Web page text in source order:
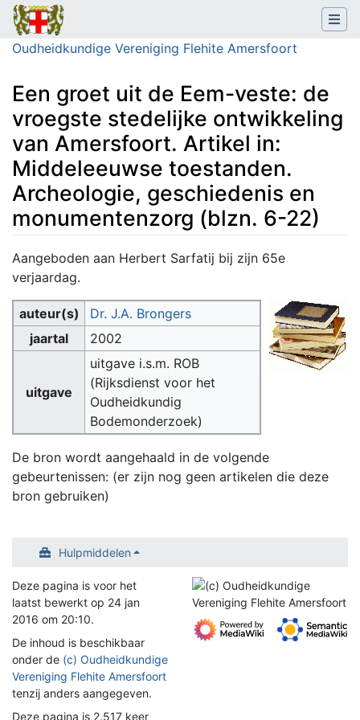
Oudheidkundige Vereniging Flehite Amersfoort
Een groet uit de Eem-veste: de
vroegste stedelijke ontwikkeling
van Amersfoort. Artikel in:
Middeleeuwse toestanden.
Archeologie, geschiedenis en
monumentenzorg (blzn. 6-22)
Ga naar:navigatie ,zoeken
Aangeboden aan Herbert Sarfatij bij zijn 65e
verjaardag.
auteur(s)
Dr. J.A. Brongers
jaartal
2002
uitgave
uitgave i.s.m. ROB
(Rijksdienst voor het
Oudheidkundig
Bodemonderzoek)
De bron wordt aangehaald in de volgende
gebeurtenissen: (er zijn nog geen artikelen die deze
bron gebruiken)
Hulpmiddelen
Deze pagina is voor het
laatst bewerkt op 24 jan
2016 om 20:10.
De inhoud is beschikbaar
onder de (c) Oudheidkundige
Vereniging Flehite Amersfoort
tenzij anders aangegeven.
Deze pagina is 2.517 keer